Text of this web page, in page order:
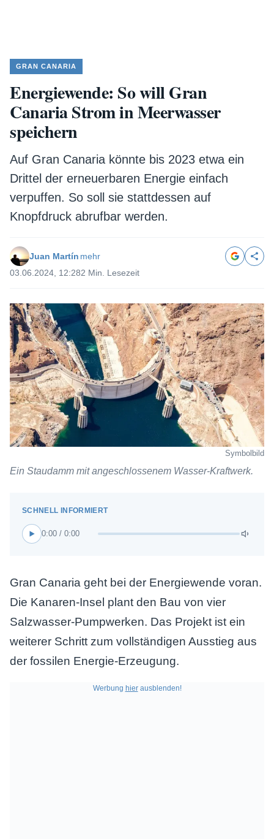
GRAN CANARIA
Energiewende: So will Gran
Canaria Strom in Meerwasser
speichern
Auf Gran Canaria könnte bis 2023 etwa ein
Drittel der erneuerbaren Energie einfach
verpuffen. So soll sie stattdessen auf
Knopfdruck abrufbar werden.
Juan Martín mehr
03.06.2024, 12:282 Min. Lesezeit
Symbolbild
Ein Staudamm mit angeschlossenem Wasser-Kraftwerk.
0:00 / 0:00
Gran Canaria geht bei der Energiewende voran.
Die Kanaren-Insel plant den Bau von vier
Salzwasser-Pumpwerken. Das Projekt ist ein
weiterer Schritt zum vollständigen Ausstieg aus
der fossilen Energie-Erzeugung.
Werbung hierausblenden!